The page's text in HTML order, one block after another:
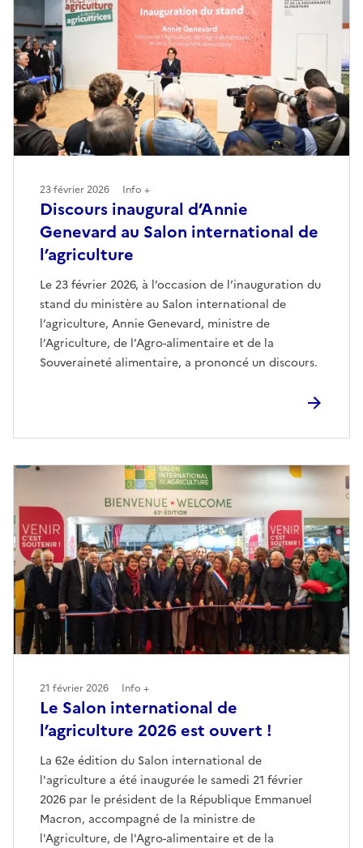
Discours inaugural d’Annie
Genevard au Salon international de
l’agriculture
Le 23 février 2026, à l’occasion de l’inauguration du
stand du ministère au Salon international de
l’agriculture, Annie Genevard, ministre de
l’Agriculture, de l’Agro-alimentaire et de la
Souveraineté alimentaire, a prononcé un discours.
23 février 2026 Info +
Le Salon international de
l’agriculture 2026 est ouvert !
La 62e édition du Salon international de
l'agriculture a été inaugurée le samedi 21 février
2026 par le président de la République Emmanuel
Macron, accompagné de la ministre de
l'Agriculture, de l'Agro-alimentaire et de la
21 février 2026 Info +